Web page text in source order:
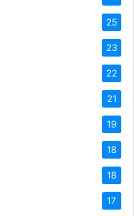
25
23
22
21
19
18
18
17